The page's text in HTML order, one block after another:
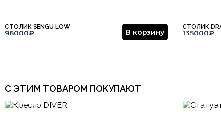
СТОЛИК SENGU LOW
96000₽ В корзину
СТОЛИК
135000₽
С ЭТИМ ТОВАРОМ ПОКУПАЮТ